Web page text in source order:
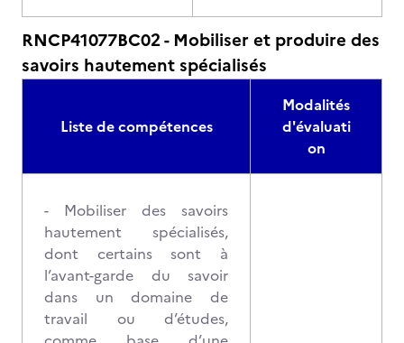
RNCP41077BC02 - Mobiliser et produire des
savoirs hautement spécialisés
Liste de compétences
Modalités
d'évaluati
on
- Mobiliser des savoirs
hautement spécialisés,
dont certains sont à
l’avant-garde du savoir
dans un domaine de
travail ou d’études,